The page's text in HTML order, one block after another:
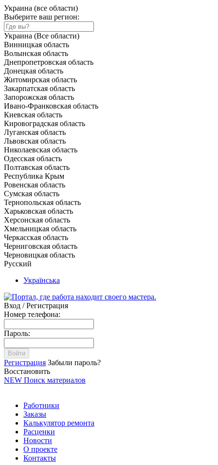
Украина (все области)
Выберите ваш регион:
Украина (Все области)
Винницкая область
Волынская область
Днепропетровская область
Донецкая область
Житомирская область
Закарпатская область
Запорожская область
Ивано-Франковская область
Киевская область
Кировоградская область
Луганская область
Львовская область
Николаевская область
Одесская область
Полтавская область
Республика Крым
Ровенская область
Сумская область
Тернопольская область
Харьковская область
Херсонская область
Хмельницкая область
Черкасская область
Черниговская область
Черновицкая область
Русский
Українська
Вход / Регистрация
Номер телефона:
Пароль:
Войти
Регистрация Забыли пароль?
Восстановить
NEW Поиск материалов
Работники
Заказы
Калькулятор ремонта
Расценки
Новости
О проекте
Контакты